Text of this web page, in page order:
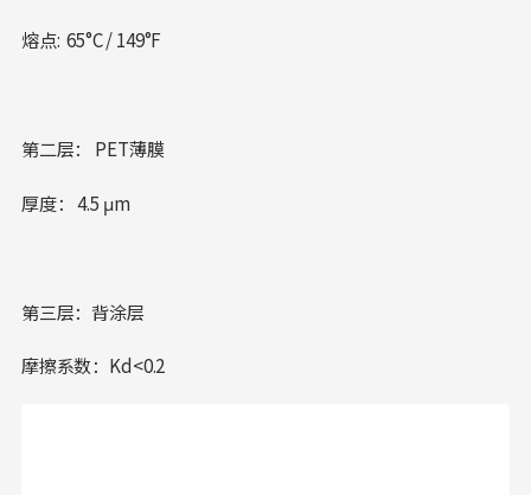
熔点: 65°C / 149°F
第二层： PET薄膜
厚度： 4.5 μm
第三层：背涂层
摩擦系数：Kd<0.2